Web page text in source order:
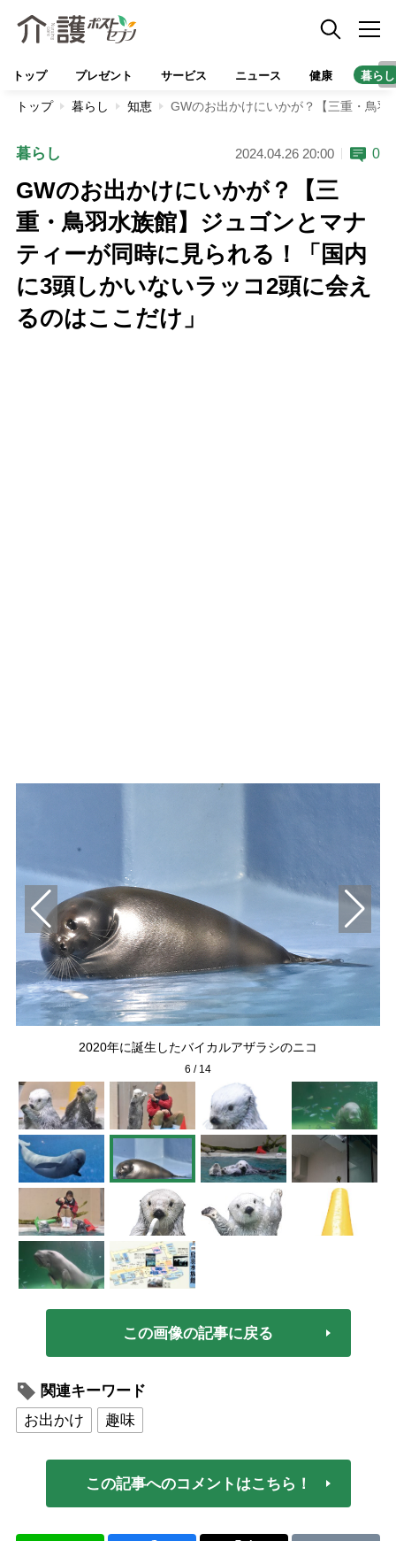
トップ プレゼント サービス ニュース 健康 暮らし
トップ 暮らし 知恵 GWのお出かけにいかが？【三重・鳥
暮らし 2024.04.26 20:00 0
GWのお出かけにいかが？【三
重・鳥羽水族館】ジュゴンとマナ
ティーが同時に見られる！「国内
に3頭しかいないラッコ2頭に会え
るのはここだけ」
2020年に誕生したバイカルアザラシのニコ
6 / 14
この画像の記事に戻る
関連キーワード
お出かけ
趣味
この記事へのコメントはこちら！